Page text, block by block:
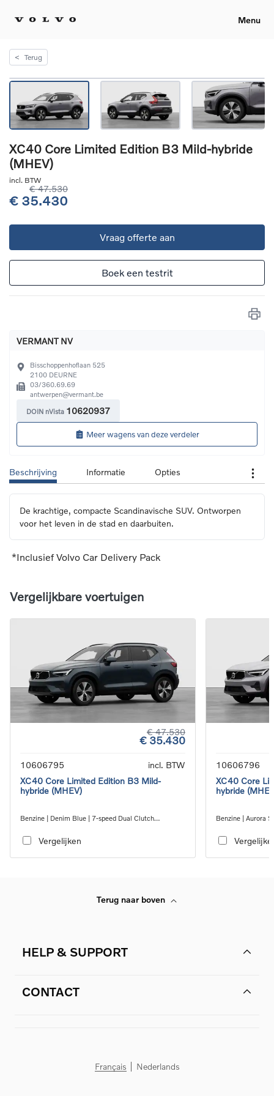
Menu
< Terug
XC40 Core Limited Edition B3 Mild-hybride
(MHEV)
incl. BTW
€ 47.530
€ 35.430
Vraag offerte aan
Boek een testrit
VERMANT NV
Bisschoppenhoflaan 525
2100 DEURNE
03/360.69.69
antwerpen@vermant.be
DOIN nVista 10620937
Meer wagens van deze verdeler
Beschrijving Informatie Opties
De krachtige, compacte Scandinavische SUV. Ontworpen
voor het leven in de stad en daarbuiten.
*Inclusief Volvo Car Delivery Pack
Vergelijkbare voertuigen
€ 47.530
€ 35.430
10606795
incl. BTW
XC40 Core Limited Edition B3 Mild-
hybride (MHEV)
Benzine | Denim Blue | 7-speed Dual Clutch
Vergelijken
10606796
XC40 Core
hybride
Benzine | Aurora
Terug naar boven
HELP & SUPPORT
CONTACT
Français Nederlands